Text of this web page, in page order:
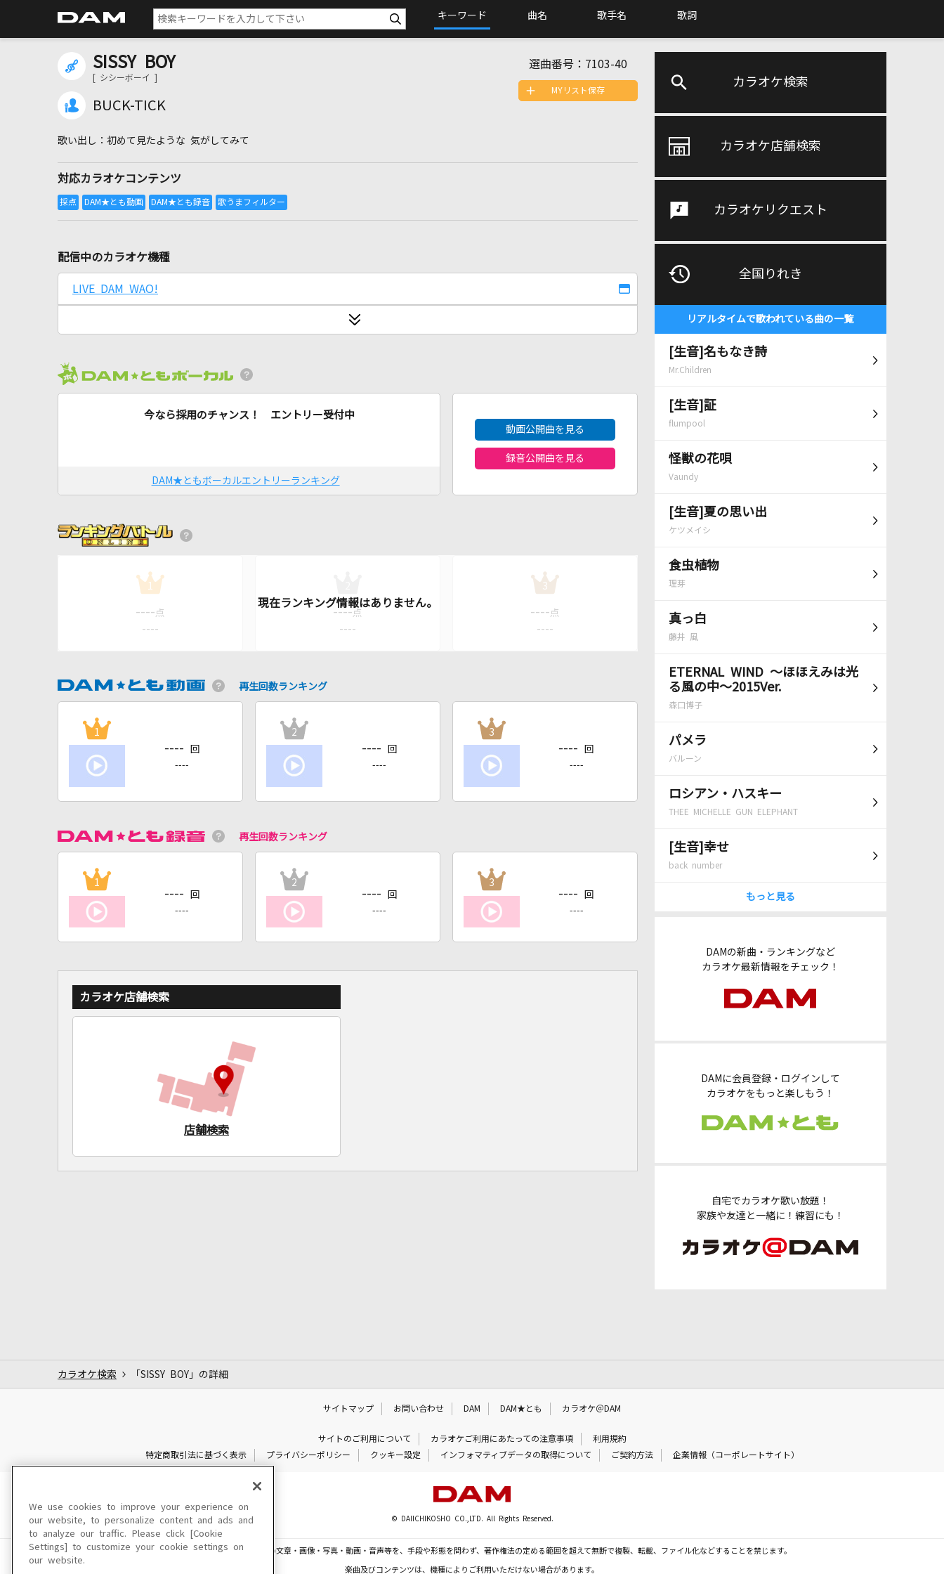
キーワード 曲名 歌手名 歌詞
カラオケ検索
カラオケ店舗検索
カラオケリクエスト
全国りれき
リアルタイムで歌われている曲の一覧
[生音]名もなき詩
Mr.Children
[生音]証
flumpool
怪獣の花唄
Vaundy
[生音]夏の思い出
ケツメイシ
食虫植物
理芽
真っ白
藤井 風
ETERNAL WIND ～ほほえみは光
る風の中～2015Ver.
森口博子
パメラ
バルーン
ロシアン・ハスキー
THEE MICHELLE GUN ELEPHANT
[生音]幸せ
back number
もっと見る
DAMの新曲・ランキングなど
カラオケ最新情報をチェック！
DAMに会員登録・ログインして
カラオケをもっと楽しもう！
自宅でカラオケ歌い放題！
家族や友達と一緒に！練習にも！
SISSY BOY
[ シシーボーイ ]
BUCK-TICK
選曲番号： 7103-40
初めて見たような 気がしてみて
対応カラオケコンテンツ
MYリスト保存
配信中のカラオケ機種
LIVE DAM WAO!
今なら採用のチャンス！ エントリー受付中
DAM★ともボーカルエントリーランキング
動画公開曲を見る
録音公開曲を見る
1
---- 点
----
---- 点
----
3
---- 点
----
再生回数ランキング
1
---- 回
----
2
---- 回
----
3
---- 回
----
再生回数ランキング
1
---- 回
----
2
---- 回
----
3
---- 回
----
カラオケ店舗検索
店舗検索
カラオケ検索 「SISSY BOY」の詳細
サイトマップ お問い合わせ DAM DAM★とも カラオケ＠DAM
サイトのご利用について カラオケご利用にあたっての注意事項
利用規約
特定商取引法に基づく表示
プライバシーポリシー クッキー設定 インフォマティブデータの取得について ご契約方法 企業情報（コーポレートサイト）
© DAIICHIKOSHO CO.,LTD. All Rights Reserved.
このサイトに掲載されている一切の文章・画像・写真・動画・音声等を、手段や形態を問わず、著作権法の定める範囲を超えて無断で複製、転載、ファイル化などすることを禁じます。
楽曲及びコンテンツは、機種によりご利用いただけない場合があります。
We use cookies to improve your experience on
our website, to personalize content and ads and
to analyze our traffic. Please click [Cookie
Settings] to customize your cookie settings on
our website.